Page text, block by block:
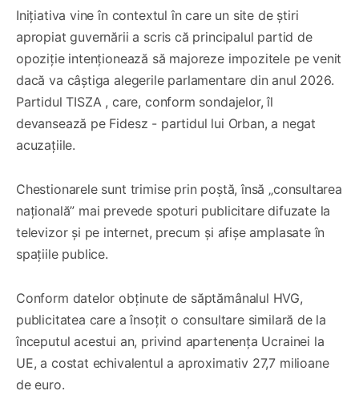
Inițiativa vine în contextul în care un site de știri
apropiat guvernării a scris că principalul partid de
opoziție intenționează să majoreze impozitele pe venit
dacă va câștiga alegerile parlamentare din anul 2026.
Partidul TISZA , care, conform sondajelor, îl
devansează pe Fidesz - partidul lui Orban, a negat
acuzațiile.
Chestionarele sunt trimise prin poștă, însă „consultarea
națională” mai prevede spoturi publicitare difuzate la
televizor și pe internet, precum și afișe amplasate în
spațiile publice.
Conform datelor obținute de săptămânalul HVG,
publicitatea care a însoțit o consultare similară de la
începutul acestui an, privind apartenența Ucrainei la
UE, a costat echivalentul a aproximativ 27,7 milioane
de euro.